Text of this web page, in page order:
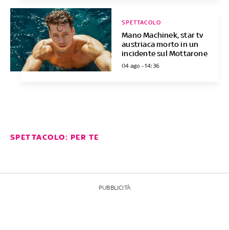
Mano Machinek, star tv
austriaca morto in un
incidente sul Mottarone
SPETTACOLO
04 ago - 14:36
SPETTACOLO: PER TE
PUBBLICITÀ